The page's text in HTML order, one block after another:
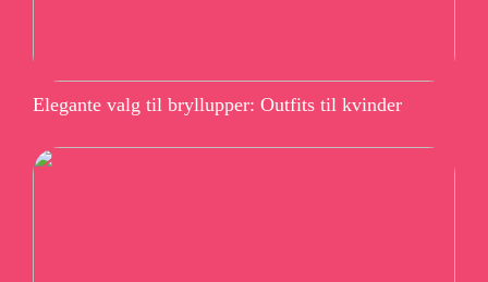
Elegante valg til bryllupper: Outfits til kvinder